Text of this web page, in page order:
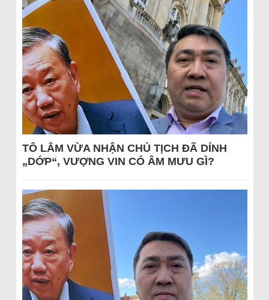
TÔ LÂM VỪA NHẬN CHỦ TỊCH ĐÃ DÍNH
„DỚP“, VƯỢNG VIN CÓ ÂM MƯU GÌ?